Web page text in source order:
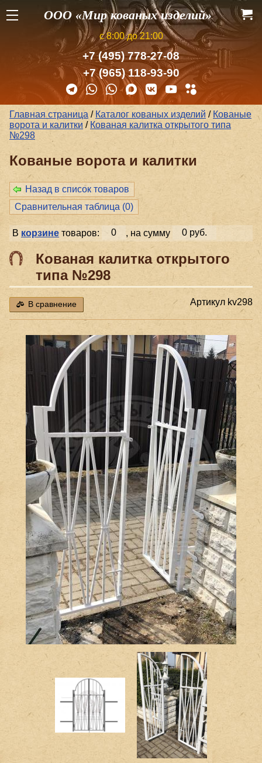
ООО «Мир кованых изделий»
с 8:00 до 21:00
+7 (495) 778-27-08
+7 (965) 118-93-90
Главная страница / Каталог кованых изделий / Кованые
ворота и калитки / Кованая калитка открытого типа
№298
Кованые ворота и калитки
Назад в список товаров
Сравнительная таблица (0)
В корзинетоваров: 0 , на сумму 0 руб.
Кованая калитка открытого
типа №298
В сравнение Артикул kv298